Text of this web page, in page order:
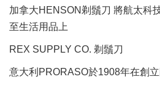
加拿大HENSON剃鬚刀 將航太科
至生活用品上
REX SUPPLY CO. 剃鬚刀
意大利PRORASO於1908年在創